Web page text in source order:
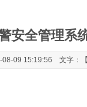
安全管理系
09 15:19:56 文字：